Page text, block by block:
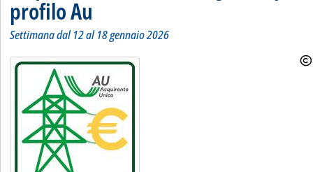
profilo Au
Settimana dal 12 al 18 gennaio 2026